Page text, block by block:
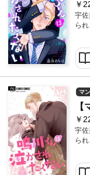
￥
宇
ら
つ
の
信
し
い
―!!
ブ
マ
【
￥
宇
ら
つ